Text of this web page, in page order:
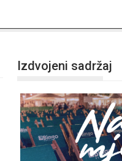
Izdvojeni sadržaj